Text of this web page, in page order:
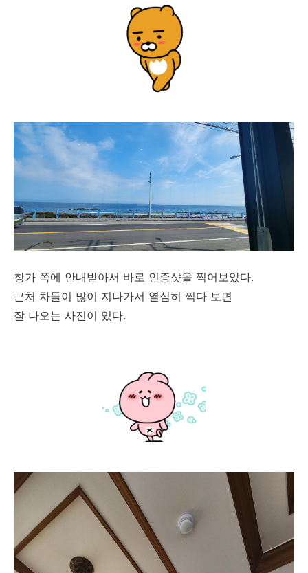
창가 쪽에 안내받아서 바로 인증샷을 찍어보았다.
근처 차들이 많이 지나가서 열심히 찍다 보면
잘 나오는 사진이 있다.